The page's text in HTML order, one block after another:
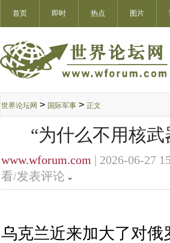
首页 即时 热点 图片
世界论坛网 > 国际军事 > 正文
“为什么不用核
www.wforum.com | 2026-06-27
看/发表评论
乌克兰近来加大了对